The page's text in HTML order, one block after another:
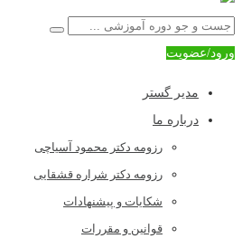
ورود/عضویت
مدیر گستر
درباره ما
رزومه دکتر محمود آسیاچی
رزومه دکتر شراره قشقایی
شکایات و پیشنهادات
قوانین و مقررات